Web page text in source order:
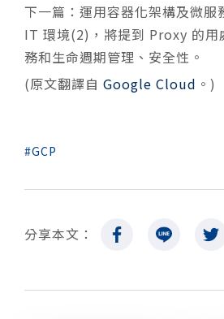
下一篇：運用容器化架構及微服
IT 環境(2)，將提到 Proxy 的
務和生命週期管理、安全性。
(原文翻譯自 Google Cloud 。)
GCP
分享本文：